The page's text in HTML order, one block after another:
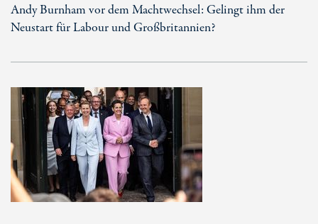
Andy Burnham vor dem Machtwechsel: Gelingt ihm der
Neustart für Labour und Großbritannien?